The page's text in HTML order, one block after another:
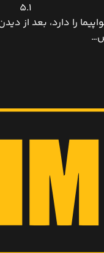
5.1
را دارد، بعد از